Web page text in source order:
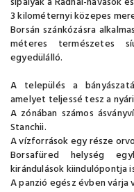
3 kilométernyi közepes
Borsán szánkózásra
méteres természetes
egyedülálló.
A település a
amelyet teljessé tesz a
A zónában számos
Stanchii.
A vízforrások egy része
Borsafüred helység
kirándulások kiindulópontja
A panzió egész évben várja